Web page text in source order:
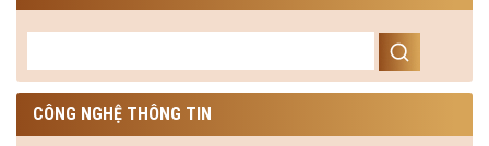
CÔNG NGHỆ THÔNG TIN